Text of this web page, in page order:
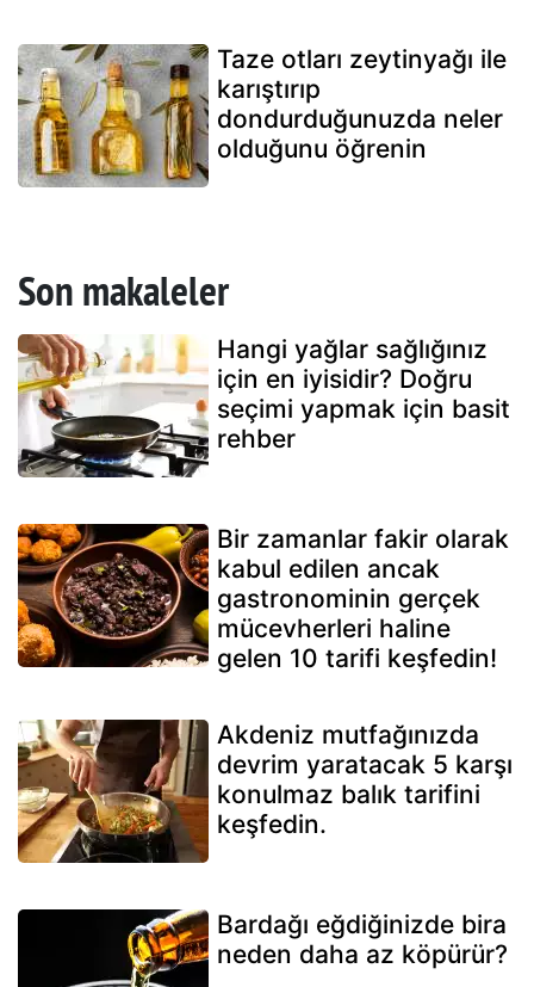
Taze otları zeytinyağı ile
karıştırıp
dondurduğunuzda neler
olduğunu öğrenin
Son makaleler
Hangi yağlar sağlığınız
için en iyisidir? Doğru
seçimi yapmak için basit
rehber
Bir zamanlar fakir olarak
kabul edilen ancak
gastronominin gerçek
mücevherleri haline
gelen 10 tarifi keşfedin!
Akdeniz mutfağınızda
devrim yaratacak 5 karşı
konulmaz balık tarifini
keşfedin.
Bardağı eğdiğinizde bira
neden daha az köpürür?